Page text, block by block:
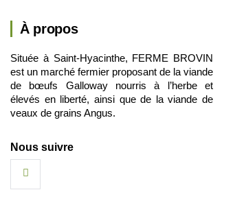
À propos
Située à Saint-Hyacinthe, FERME BROVIN
est un marché fermier proposant de la viande
de bœufs Galloway nourris à l’herbe et
élevés en liberté, ainsi que de la viande de
veaux de grains Angus.
Nous suivre